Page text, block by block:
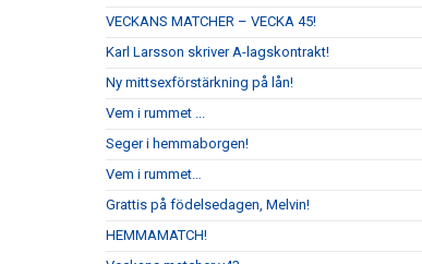
VECKANS MATCHER – VECKA 45!
Karl Larsson skriver A-lagskontrakt!
Ny mittsexförstärkning på lån!
Vem i rummet ...
Seger i hemmaborgen!
Vem i rummet…
Grattis på födelsedagen, Melvin!
HEMMAMATCH!